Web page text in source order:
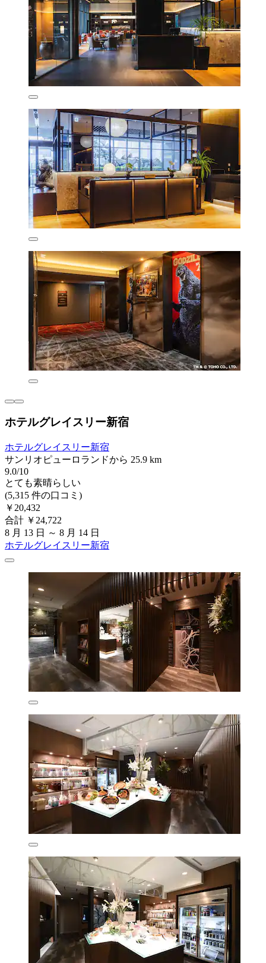
ホテルグレイスリー新宿
ホテルグレイスリー新宿
サンリオピューロランドから 25.9 km
9.0/10
とても素晴らしい
(5,315 件の口コミ)
￥20,432
合計 ￥24,722
8 月 13 日 ～ 8 月 14 日
ホテルグレイスリー新宿